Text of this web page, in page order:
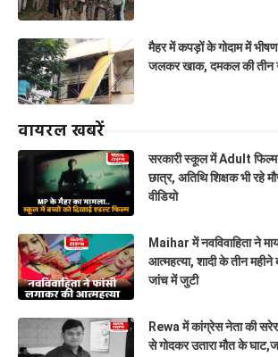
मैहर में कपड़ों के गोदाम में
जलकर खाक, दमकल की तीन
वायरल खबरें
सरकारी स्कूल में Adult
छात्र, अतिथि शिक्षक भी रहे
वीडियो
Maihar में नवविवाहिता ने
आत्महत्या, शादी के तीन महीने
जांच में जुटी
Rewa में कांग्रेस नेता की
से गोदकर उतारा मौत के